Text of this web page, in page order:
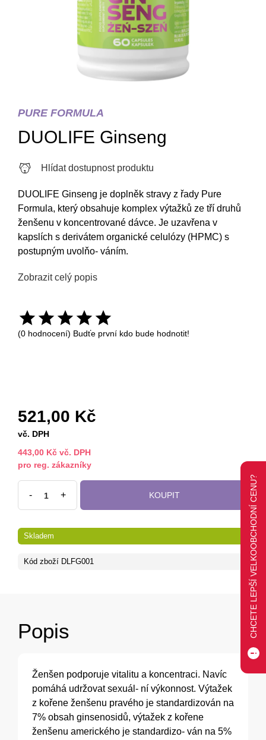
PURE FORMULA
DUOLIFE Ginseng
Hlídat dostupnost produktu
DUOLIFE Ginseng je doplněk stravy z řady Pure
Formula, který obsahuje komplex výtažků ze tří druhů
ženšenu v koncentrované dávce. Je uzavřena v
kapslích s derivátem organické celulózy (HPMC) s
postupným uvolňo- váním.
Zobrazit celý popis
(0 hodnocení) Budťe první kdo bude hodnotit!
521,00 Kč
vč. DPH
443,00 Kč vč. DPH
pro reg. zákazníky
- + KOUPIT
Skladem
Kód zboží DLFG001
Popis
Ženšen podporuje vitalitu a koncentraci. Navíc
pomáhá udržovat sexuál- ní výkonnost. Výtažek
z kořene ženšenu pravého je standardizován na
7% obsah ginsenosidů, výtažek z kořene
ženšenu amerického je standardizo- ván na 5%
CHCETE LEPŠÍ VELKOOBCHODNÍ CENU?